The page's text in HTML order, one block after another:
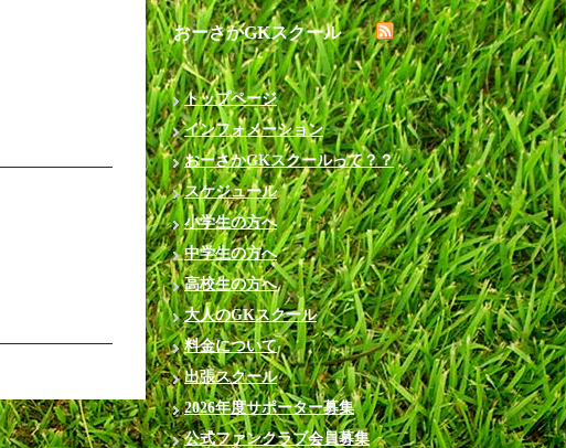
おーさかGKスクール
トップページ
インフォメーション
おーさかGKスクールって？？
スケジュール
小学生の方へ
中学生の方へ
高校生の方へ
大人のGKスクール
料金について
出張スクール
2026年度サポーター募集
公式ファンクラブ会員募集